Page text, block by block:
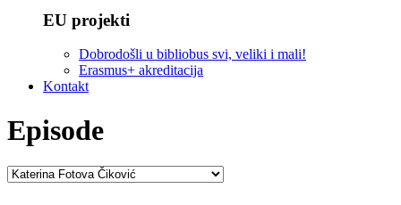
EU projekti
Dobrodošli u bibliobus svi, veliki i mali!
Erasmus+ akreditacija
Kontakt
Episode